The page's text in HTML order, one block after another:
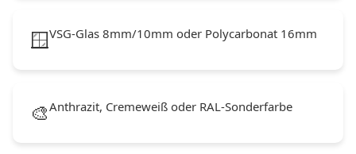
🪟VSG-Glas 8mm/10mm oder Polycarbonat 16mm
🎨Anthrazit, Cremeweiß oder RAL-Sonderfarbe